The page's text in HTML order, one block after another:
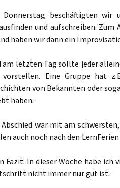
Donnerstag beschäftigten wir
und aufschreiben. Zum
haben wir dann ein
am letzten Tag sollte jeder
Eine Gruppe hat
von Bekannten oder
haben.
Abschied war mit am
auch noch nach den
Fazit: In dieser Woche habe ich
nicht immer nur gut ist.